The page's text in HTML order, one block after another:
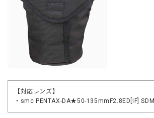
【対応レンズ】
・smc PENTAX-DA★50-135mmF2.8ED[IF] SDM